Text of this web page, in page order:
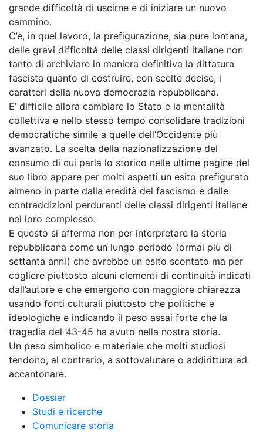
grande difficoltà di uscirne e di iniziare un nuovo
cammino.
C’è, in quel lavoro, la prefigurazione, sia pure lontana,
delle gravi difficoltà delle classi dirigenti italiane non
tanto di archiviare in maniera definitiva la dittatura
fascista quanto di costruire, con scelte decise, i
caratteri della nuova democrazia repubblicana.
E’ difficile allora cambiare lo Stato e la mentalità
collettiva e nello stesso tempo consolidare tradizioni
democratiche simile a quelle dell’Occidente più
avanzato. La scelta della nazionalizzazione del
consumo di cui parla lo storico nelle ultime pagine del
suo libro appare per molti aspetti un esito prefigurato
almeno in parte dalla eredità del fascismo e dalle
contraddizioni perduranti delle classi dirigenti italiane
nel loro complesso.
E questo si afferma non per interpretare la storia
repubblicana come un lungo periodo (ormai più di
settanta anni) che avrebbe un esito scontato ma per
cogliere piuttosto alcuni elementi di continuità indicati
dall’autore e che emergono con maggiore chiarezza
usando fonti culturali piuttosto che politiche e
ideologiche e indicando il peso assai forte che la
tragedia del ’43-45 ha avuto nella nostra storia.
Un peso simbolico e materiale che molti studiosi
tendono, al contrario, a sottovalutare o addirittura ad
accantonare.
Dossier
Studi e ricerche
Comunicare storia